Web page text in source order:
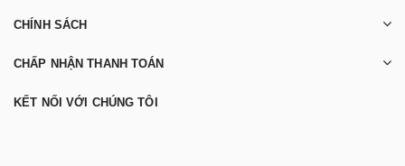
CHÍNH SÁCH
CHẤP NHẬN THANH TOÁN
KẾT NỐI VỚI CHÚNG TÔI